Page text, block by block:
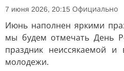
7 июня 2026, 20:15 Официально
Июнь наполнен яркими
мы будем отмечать День
праздник неиссякаемой
молодежи.